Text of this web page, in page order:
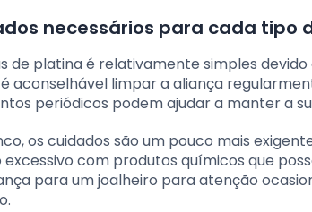
necessários para cada tipo
de platina é relativamente simples
aconselhável limpar a aliança
periódicos podem ajudar a manter a
os cuidados são um pouco mais
com produtos químicos que
para um joalheiro para atenção